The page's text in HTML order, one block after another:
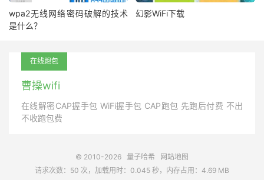
wpa2无线网络密码破解的技术
是什么？
幻影WiFi下载
在线跑包
曹操wifi
在线解密CAP握手包 WiFi握手包 CAP跑包 先跑后付费 不出
不收跑包费
© 2010-2026 量子哈希
网站地图
请求次数：50 次，加载用时：0.045 秒，内存占用：4.69 MB